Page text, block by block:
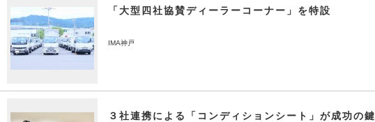
「大型四社協賛ディーラーコーナー」を特設
IMA神戸
３社連携による「コンディションシート」が成功の鍵